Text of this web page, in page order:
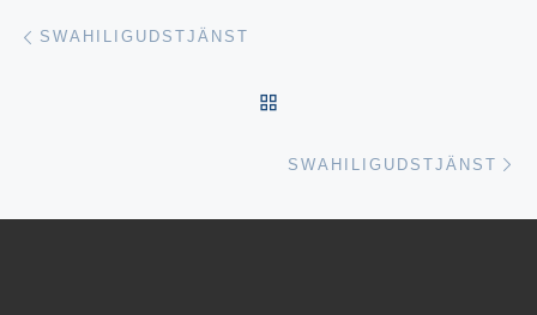
Inläggsnavigering
SWAHILIGUDSTJÄNST
SWAHILIGUDSTJÄNST